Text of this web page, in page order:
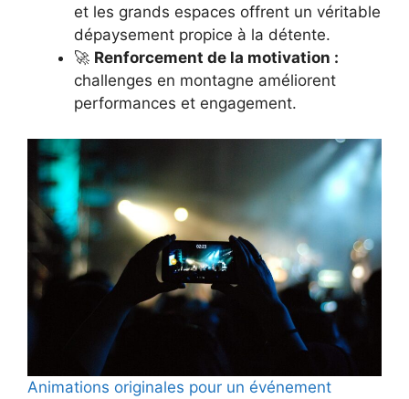
et les grands espaces offrent un véritable
dépaysement propice à la détente.
🚀 Renforcement de la motivation :
challenges en montagne améliorent
performances et engagement.
Animations originales pour un événement